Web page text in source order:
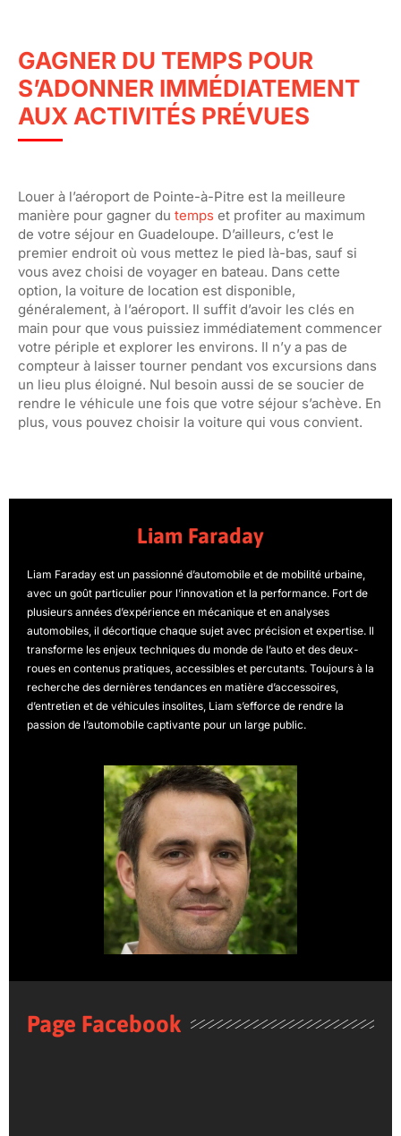
GAGNER DU TEMPS POUR
S’ADONNER IMMÉDIATEMENT
AUX ACTIVITÉS PRÉVUES
Louer à l’aéroport de Pointe-à-Pitre est la meilleure
manière pour gagner du temps et profiter au maximum
de votre séjour en Guadeloupe. D’ailleurs, c’est le
premier endroit où vous mettez le pied là-bas, sauf si
vous avez choisi de voyager en bateau. Dans cette
option, la voiture de location est disponible,
généralement, à l’aéroport. Il suffit d’avoir les clés en
main pour que vous puissiez immédiatement commencer
votre périple et explorer les environs. Il n’y a pas de
compteur à laisser tourner pendant vos excursions dans
un lieu plus éloigné. Nul besoin aussi de se soucier de
rendre le véhicule une fois que votre séjour s’achève. En
plus, vous pouvez choisir la voiture qui vous convient.
Liam Faraday
Liam Faraday est un passionné d’automobile et de mobilité urbaine,
avec un goût particulier pour l’innovation et la performance. Fort de
plusieurs années d’expérience en mécanique et en analyses
automobiles, il décortique chaque sujet avec précision et expertise. Il
transforme les enjeux techniques du monde de l’auto et des deux-
roues en contenus pratiques, accessibles et percutants. Toujours à la
recherche des dernières tendances en matière d’accessoires,
d’entretien et de véhicules insolites, Liam s’efforce de rendre la
passion de l’automobile captivante pour un large public.
Page Facebook